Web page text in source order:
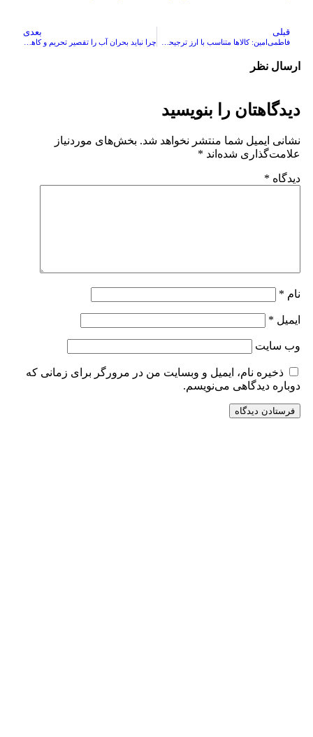
قبلی بعدی
ارسال نظر
دیدگاهتان را بنویسید
نشانی ایمیل شما منتشر نخواهد شد. بخش‌های موردنیاز
علامت‌گذاری شده‌اند *
دیدگاه *
نام *
ایمیل *
وب‌ سایت
ذخیره نام، ایمیل و وبسایت من در مرورگر برای زمانی که
دوباره دیدگاهی می‌نویسم.